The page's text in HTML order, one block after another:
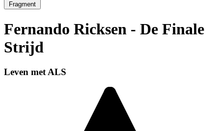
Fragment
Fernando Ricksen - De Finale
Strijd
Leven met ALS